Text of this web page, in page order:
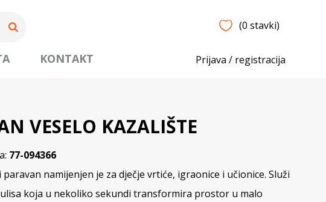
(0 stavki)
Prijava / registracija
KONTAKT
VESELO KAZALIŠTE
77-094366
namijenjen je za dječje vrtiće, igraonice i učionice. Služi
koja u nekoliko sekundi transformira prostor u malo